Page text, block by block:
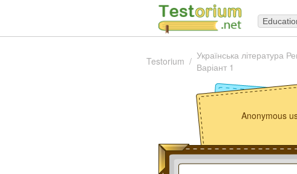
Testorium
Українська література
Варіант 1
Anonymous